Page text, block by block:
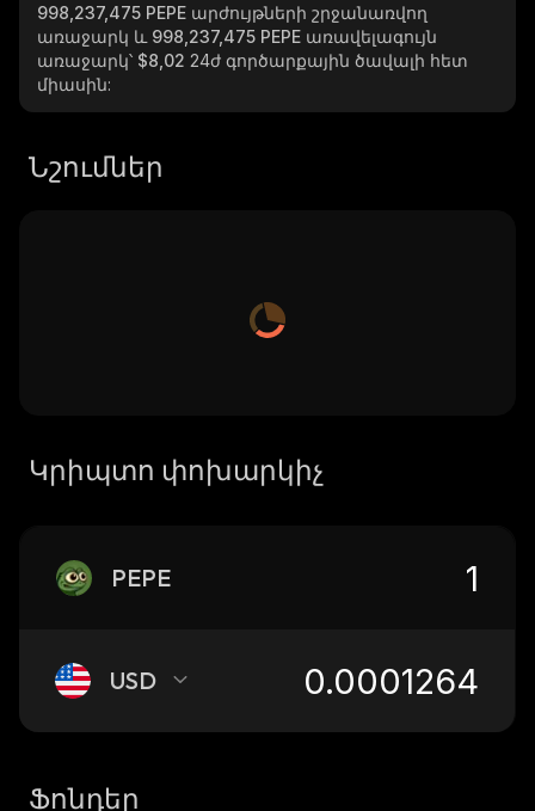
998,237,475 PEPE արժույթների շրջանառվող
առաջարկ և 998,237,475 PEPE առավելագույն
առաջարկ՝ $8,02 24ժ գործարքային ծավալի հետ
միասին:
Նշումներ
Կրիպտո փոխարկիչ
PEPE
USD
Ֆոնդեր